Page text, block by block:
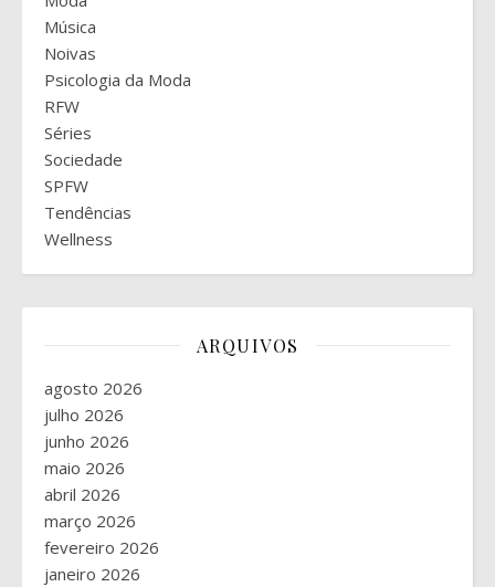
Música
Noivas
Psicologia da Moda
RFW
Séries
Sociedade
SPFW
Tendências
Wellness
ARQUIVOS
agosto 2026
julho 2026
junho 2026
maio 2026
abril 2026
março 2026
fevereiro 2026
janeiro 2026